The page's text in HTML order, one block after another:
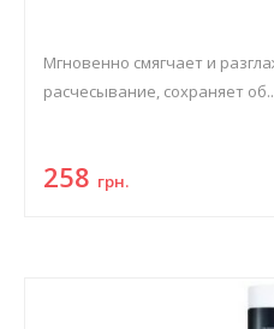
Мгновенно смягчает и
расчесывание, сохраняет
258 грн.